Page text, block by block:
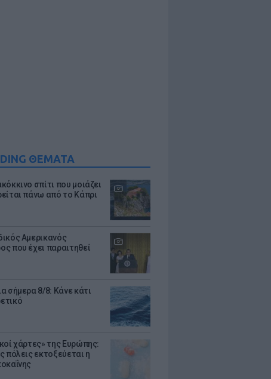
ΘΕΜΑΤΑ
σπίτι που μοιάζει
πάνω από το Κάπρι
Αμερικανός
που έχει παραιτηθεί
σήμερα 8/8: Κάνε κάτι
χάρτες» της Ευρώπης:
πόλεις εκτοξεύεται η